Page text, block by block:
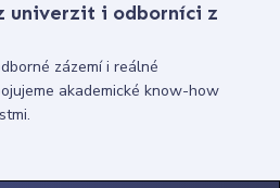
univerzit i odborníci z
zázemí i reálné
akademické know-how